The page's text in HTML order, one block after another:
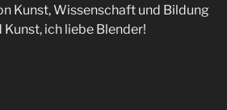
Kunst, Wissenschaft und Bildung
ich liebe Blender!